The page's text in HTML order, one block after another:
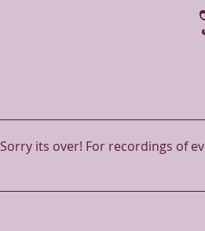
Sorry its over! For recordings of